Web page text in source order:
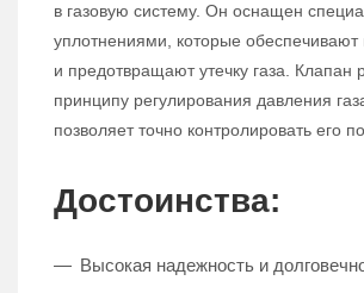
в газовую систему. Он оснащен
уплотнениями, которые обеспечивают
и предотвращают утечку газа. Клапан
принципу регулирования давления
позволяет точно контролировать его
Достоинства:
Высокая надежность и